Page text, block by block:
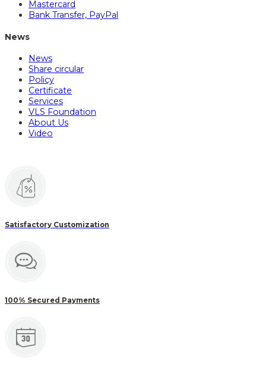
Mastercard
Bank Transfer, PayPal
News
News
Share circular
Policy
Certificate
Services
VLS Foundation
About Us
Video
Satisfactory Customization
100% Secured Payments